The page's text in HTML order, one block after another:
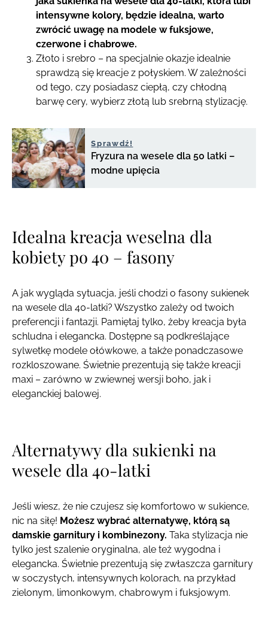
intensywne kolory, będzie idealna, warto
zwrócić uwagę na modele w fuksjowe,
czerwone i chabrowe.
Złoto i srebro – na specjalnie okazje idealnie
sprawdzą się kreacje z połyskiem. W zależności
od tego, czy posiadasz ciepłą, czy chłodną
barwę cery, wybierz złotą lub srebrną stylizację.
Sprawdź!
Fryzura na wesele dla 50 latki –
modne upięcia
Idealna kreacja weselna dla
kobiety po 40 – fasony
A jak wygląda sytuacja, jeśli chodzi o fasony sukienek
na wesele dla 40-latki? Wszystko zależy od twoich
preferencji i fantazji. Pamiętaj tylko, żeby kreacja była
schludna i elegancka. Dostępne są podkreślające
sylwetkę modele ołówkowe, a także ponadczasowe
rozkloszowane. Świetnie prezentują się także kreacji
maxi – zarówno w zwiewnej wersji boho, jak i
eleganckiej balowej.
Alternatywy dla sukienki na
wesele dla 40-latki
Jeśli wiesz, że nie czujesz się komfortowo w sukience,
nic na siłę! Możesz wybrać alternatywę, którą są
damskie garnitury i kombinezony. Taka stylizacja nie
tylko jest szalenie oryginalna, ale też wygodna i
elegancka. Świetnie prezentują się zwłaszcza garnitury
w soczystych, intensywnych kolorach, na przykład
zielonym, limonkowym, chabrowym i fuksjowym.